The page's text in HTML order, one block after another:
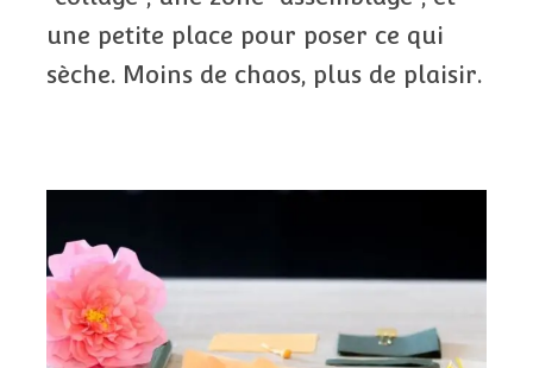
une petite place pour poser ce qui
sèche. Moins de chaos, plus de plaisir.